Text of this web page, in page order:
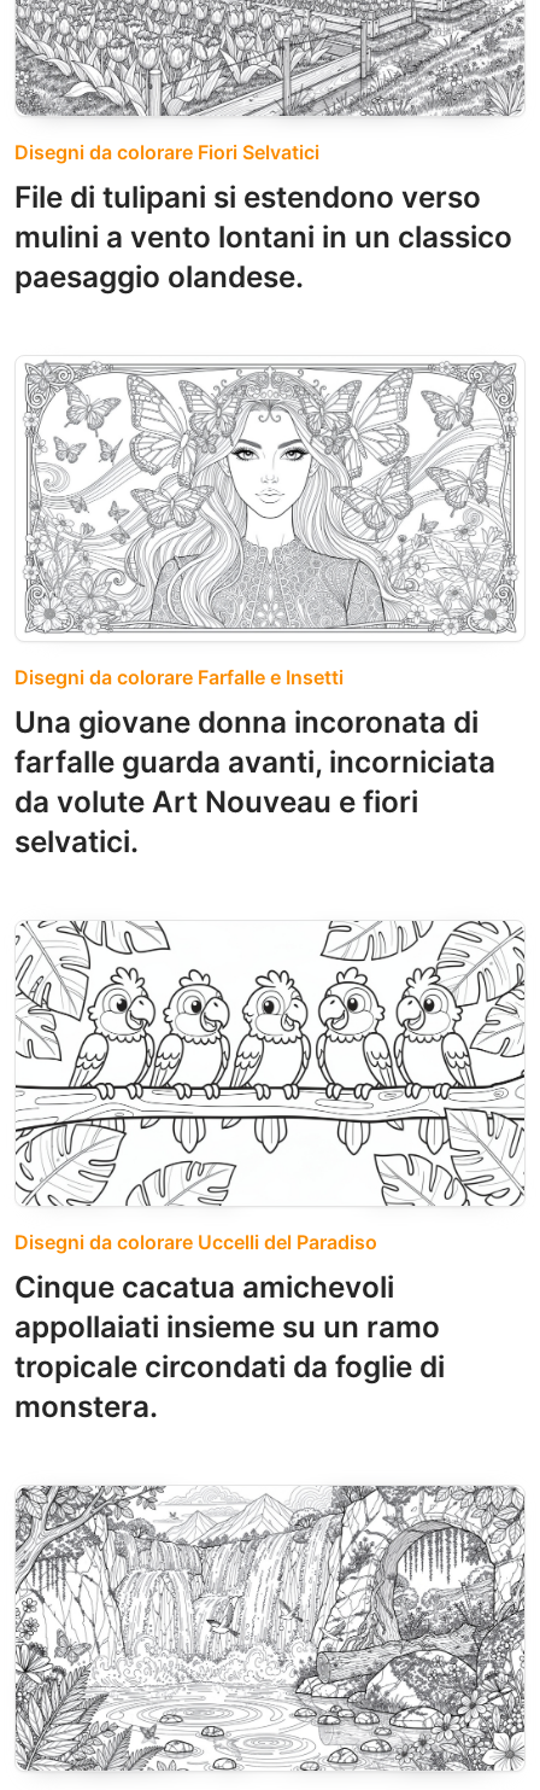
Disegni da colorare Fiori Selvatici
File di tulipani si estendono verso
mulini a vento lontani in un classico
paesaggio olandese.
Disegni da colorare Farfalle e Insetti
Una giovane donna incoronata di
farfalle guarda avanti, incorniciata
da volute Art Nouveau e fiori
selvatici.
Disegni da colorare Uccelli del Paradiso
Cinque cacatua amichevoli
appollaiati insieme su un ramo
tropicale circondati da foglie di
monstera.